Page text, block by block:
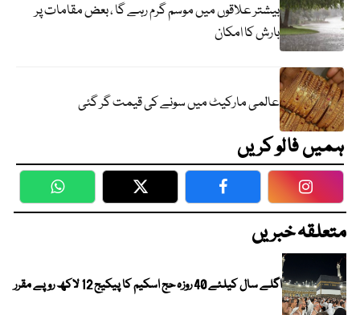
بیشتر علاقوں میں موسم گرم رہے گا ، بعض مقامات پر
بارش کا امکان
عالمی مارکیٹ میں سونے کی قیمت گر گئی
ہمیں فالو کریں
WhatsApp Twitter Facebook
متعلقہ خبریں
اگلے سال کیلئے 40 روزہ حج اسکیم کا پیکیج 12 لاکھ روپے مقرر